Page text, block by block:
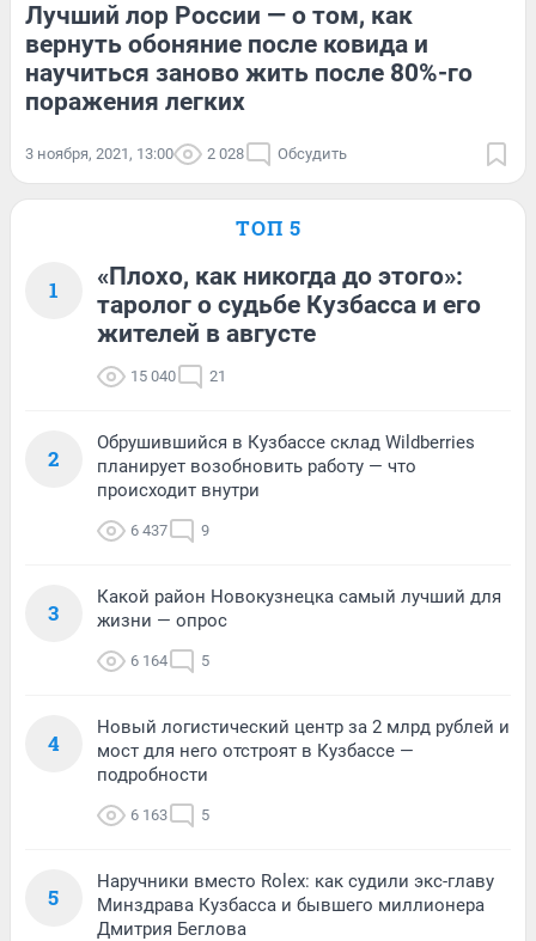
Лучший лор России — о том, как
вернуть обоняние после ковида и
научиться заново жить после 80%-го
поражения легких
3 ноября, 2021, 13:00 2 028 Обсудить
ТОП 5
1
«Плохо, как никогда до этого»:
таролог о судьбе Кузбасса и его
жителей в августе
15 040 21
2
Обрушившийся в Кузбассе склад Wildberries
планирует возобновить работу — что
происходит внутри
6 437 9
3
Какой район Новокузнецка самый лучший для
жизни — опрос
6 164 5
4
Новый логистический центр за 2 млрд рублей и
мост для него отстроят в Кузбассе —
подробности
6 163 5
5
Наручники вместо Rolex: как судили экс-главу
Минздрава Кузбасса и бывшего миллионера
Дмитрия Беглова